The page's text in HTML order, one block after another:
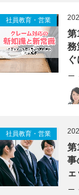
社員教育・営業
第
務
社員教育・営業
第
事
ェ